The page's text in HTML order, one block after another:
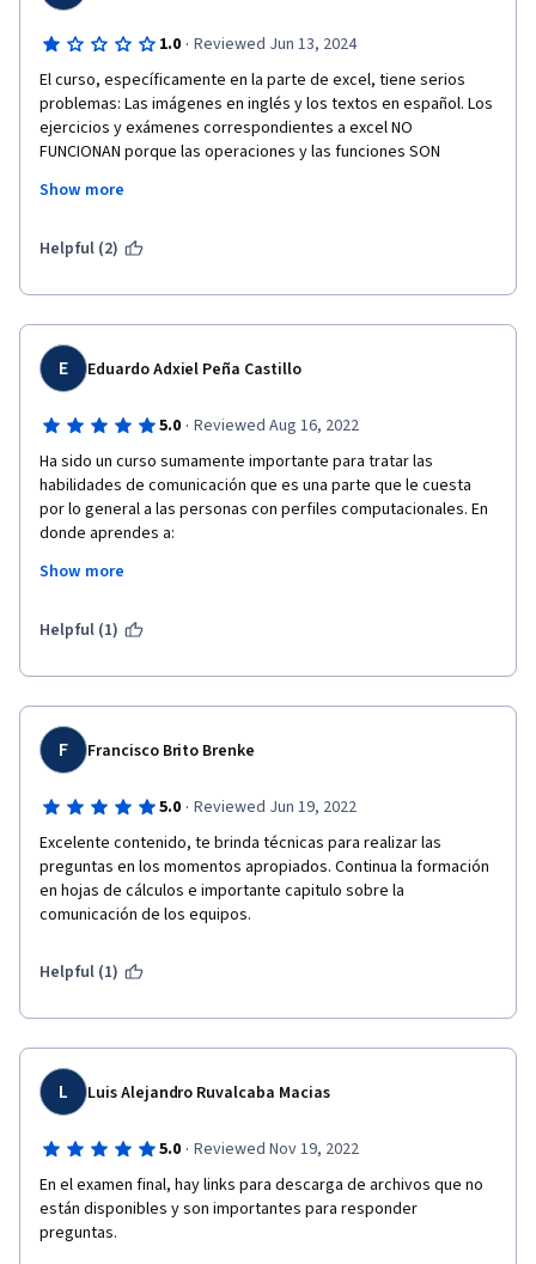
1.0 · Reviewed Jun 13, 2024
El curso, específicamente en la parte de excel, tiene serios
problemas: Las imágenes en inglés y los textos en español. Los
ejercicios y exámenes correspondientes a excel NO
FUNCIONAN porque las operaciones y las funciones SON
traducción al español y las ilustraciones en inglés que causan
traductor y NO HAY opción de tomar el curso completamente
en inglés lo cual sería lo ideal mientras no resuelvan los
problemas del idioma.
Otra constante es que términos y definiciones NO SON
CONSISTENTES y a la hora de las evaluaciones eso impacta con
la calificación.
Show more
Helpful (2)
E Eduardo Adxiel Peña Castillo
5.0 · Reviewed Aug 16, 2022
Ha sido un curso sumamente importante para tratar las
habilidades de comunicación que es una parte que le cuesta
por lo general a las personas con perfiles computacionales. En
donde aprendes a:
1. Hacer preguntas efectivas
3.Tratar con conflictos de interes
5. Herramientas para el alcance de tu trabajo
6.Preguntas para contextualizar cada proyecto y dar inicio a
proyectos que te encargan de manera inoportuna.
7.Herramientas con hojas de datos formulas y funciones en
google sheets
Show more
Helpful (1)
F Francisco Brito Brenke
5.0 · Reviewed Jun 19, 2022
Excelente contenido, te brinda técnicas para realizar las
preguntas en los momentos apropiados. Continua la formación
en hojas de cálculos e importante capitulo sobre la
comunicación de los equipos.
Helpful (1)
L Luis Alejandro Ruvalcaba Macias
5.0 · Reviewed Nov 19, 2022
En el examen final, hay links para descarga de archivos que no
están disponibles y son importantes para responder
preguntas.